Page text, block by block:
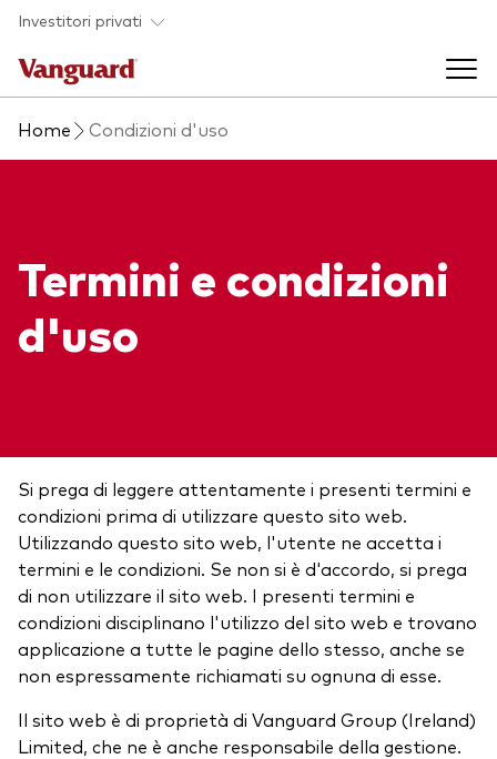
Skip to main content
Investitori privati
Prodotti di investimento
Prodotti
ETF
Asset class
Azionario
Obbligazionario
Multi-asset
Stile di gestione
Attiva
Back to main menu
Chi siamo
Prevenzione delle frodi
Home Condizioni d'uso
Termini e condizioni
d'uso
Si prega di leggere attentamente i presenti termini e
condizioni prima di utilizzare questo sito web.
Utilizzando questo sito web, l'utente ne accetta i
termini e le condizioni. Se non si è d'accordo, si prega
di non utilizzare il sito web. I presenti termini e
condizioni disciplinano l'utilizzo del sito web e trovano
applicazione a tutte le pagine dello stesso, anche se
non espressamente richiamati su ognuna di esse.
Il sito web è di proprietà di Vanguard Group (Ireland)
Limited, che ne è anche responsabile della gestione.